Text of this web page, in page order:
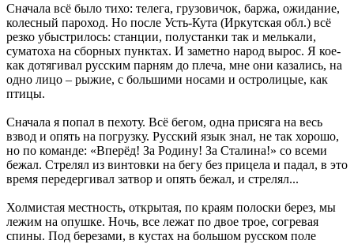
Сначала всё было тихо: телега, грузовичок, баржа, ожидание,
колесный пароход. Но после Усть-Кута (Иркутская обл.) всё
резко убыстрилось: станции, полустанки так и мелькали,
суматоха на сборных пунктах. И заметно народ вырос. Я кое-
как дотягивал русским парням до плеча, мне они казались, на
одно лицо – рыжие, с большими носами и остролицые, как
птицы.
Сначала я попал в пехоту. Всё бегом, одна присяга на весь
взвод и опять на погрузку. Русский язык знал, не так хорошо,
но по команде: «Вперёд! За Родину! За Сталина!» со всеми
бежал. Стрелял из винтовки на бегу без прицела и падал, в это
время передергивал затвор и опять бежал, и стрелял...
Холмистая местность, открытая, по краям полоски берез, мы
лежим на опушке. Ночь, все лежат по двое трое, согревая
спины. Под березами, в кустах на большом русском поле